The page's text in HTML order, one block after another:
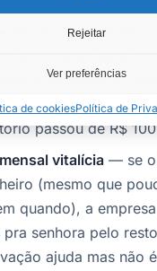
Rejeitar
Ver preferências
de cookiesPolítica de
por dano moral
—
sofrimento, pela
é da senhora,
outro membro da
passou de R$
vitalícia — se o
(mesmo que
quando), a
pra senhora pelo
ajuda mas não